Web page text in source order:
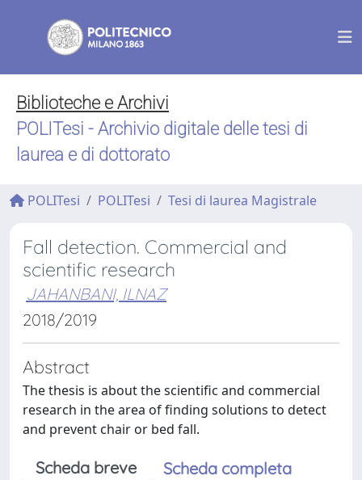
Biblioteche e Archivi
POLITesi - Archivio digitale delle tesi di
laurea e di dottorato
POLITesi POLITesi Tesi di laurea Magistrale
Fall detection. Commercial and
scientific research
JAHANBANI, ILNAZ
2018/2019
Abstract
The thesis is about the scientific and commercial
research in the area of finding solutions to detect
and prevent chair or bed fall.
Scheda breve Scheda completa